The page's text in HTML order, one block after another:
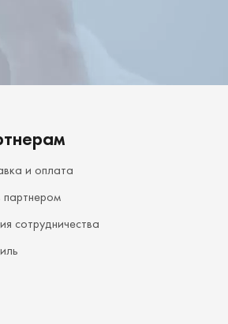
и оплата
партнером
сотрудничества